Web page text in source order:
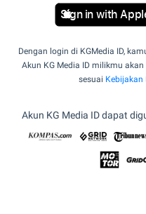
Sign in with
Dengan login di KGMedia ID,
Akun KG Media ID milikmu
sesuai Kebijakan
Akun KG Media ID dapat